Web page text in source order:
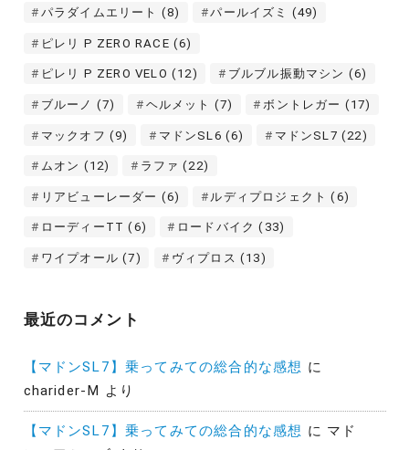
パラダイムエリート (8) パールイズミ (49)
ピレリ P ZERO RACE (6)
ピレリ P ZERO VELO (12) ブルブル振動マシン (6)
ブルーノ (7) ヘルメット (7) ボントレガー (17)
マックオフ (9) マドンSL6 (6) マドンSL7 (22)
ムオン (12) ラファ (22)
リアビューレーダー (6) ルディプロジェクト (6)
ローディーTT (6) ロードバイク (33)
ワイプオール (7) ヴィプロス (13)
最近のコメント
【マドンSL7】乗ってみての総合的な感想 に
charider-M より
【マドンSL7】乗ってみての総合的な感想 に マド